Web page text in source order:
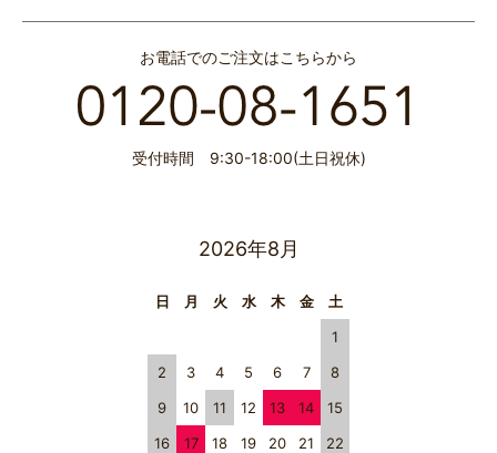
お電話でのご注文はこちらから
受付時間 9:30-18:00(土日祝休)
2026年8月
日 月 火 水 木 金
土
1
2
3 4 5 6 7
8
9
10 11 12 13 14
15
16
17 18 19 20 21
22